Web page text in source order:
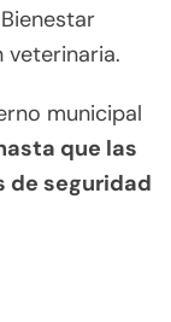
veterinaria.
municipal
que las
de seguridad